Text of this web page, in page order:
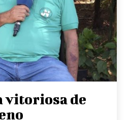
vitoriosa de